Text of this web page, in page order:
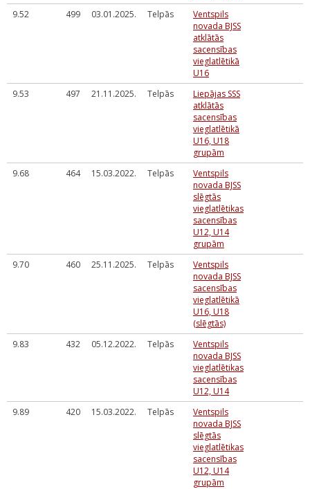
9.52
499 03.01.2025. Telpās
Ventspils
novada BJSS
atklātās
sacensības
vieglatlētikā
U16
9.53
497 21.11.2025. Telpās
Liepājas SSS
atklātās
sacensības
vieglatlētikā
U16, U18
grupām
9.68
464 15.03.2022. Telpās
Ventspils
novada BJSS
slēgtās
vieglatlētikas
sacensības
U12, U14
grupām
9.70
460 25.11.2025. Telpās
Ventspils
novada BJSS
sacensības
vieglatlētikā
U16, U18
(slēgtās)
9.83
432 05.12.2022. Telpās
Ventspils
novada BJSS
vieglatlētikas
sacensības
U12, U14
9.89
420 15.03.2022. Telpās
Ventspils
novada BJSS
slēgtās
vieglatlētikas
sacensības
U12, U14
grupām